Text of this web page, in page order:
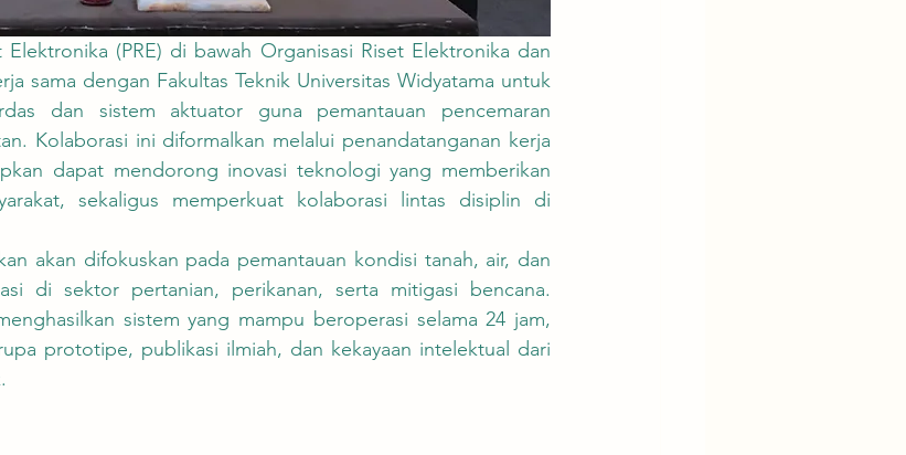
sama dengan Fakultas Teknik Universitas Widyatama untuk
dan sistem aktuator guna pemantauan pencemaran
Kolaborasi ini diformalkan melalui penandatanganan kerja
dapat mendorong inovasi teknologi yang memberikan
sekaligus memperkuat kolaborasi lintas disiplin di
di sektor pertanian, perikanan, serta mitigasi bencana.
sistem yang mampu beroperasi selama 24 jam,
prototipe, publikasi ilmiah, dan kekayaan intelektual dari